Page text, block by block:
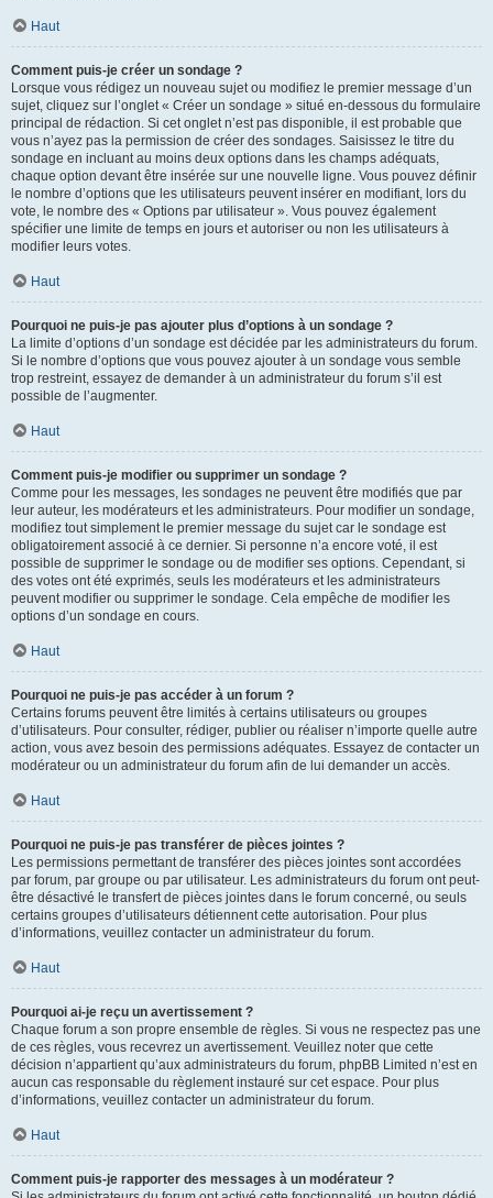
Haut
Comment puis-je créer un sondage ?
Lorsque vous rédigez un nouveau sujet ou modifiez le premier message d’un
sujet, cliquez sur l’onglet « Créer un sondage » situé en-dessous du formulaire
principal de rédaction. Si cet onglet n’est pas disponible, il est probable que
vous n’ayez pas la permission de créer des sondages. Saisissez le titre du
sondage en incluant au moins deux options dans les champs adéquats,
chaque option devant être insérée sur une nouvelle ligne. Vous pouvez définir
le nombre d’options que les utilisateurs peuvent insérer en modifiant, lors du
vote, le nombre des « Options par utilisateur ». Vous pouvez également
spécifier une limite de temps en jours et autoriser ou non les utilisateurs à
modifier leurs votes.
Haut
Pourquoi ne puis-je pas ajouter plus d’options à un sondage ?
La limite d’options d’un sondage est décidée par les administrateurs du forum.
Si le nombre d’options que vous pouvez ajouter à un sondage vous semble
trop restreint, essayez de demander à un administrateur du forum s’il est
possible de l’augmenter.
Haut
Comment puis-je modifier ou supprimer un sondage ?
Comme pour les messages, les sondages ne peuvent être modifiés que par
leur auteur, les modérateurs et les administrateurs. Pour modifier un sondage,
modifiez tout simplement le premier message du sujet car le sondage est
obligatoirement associé à ce dernier. Si personne n’a encore voté, il est
possible de supprimer le sondage ou de modifier ses options. Cependant, si
des votes ont été exprimés, seuls les modérateurs et les administrateurs
peuvent modifier ou supprimer le sondage. Cela empêche de modifier les
options d’un sondage en cours.
Haut
Pourquoi ne puis-je pas accéder à un forum ?
Certains forums peuvent être limités à certains utilisateurs ou groupes
d’utilisateurs. Pour consulter, rédiger, publier ou réaliser n’importe quelle autre
action, vous avez besoin des permissions adéquates. Essayez de contacter un
modérateur ou un administrateur du forum afin de lui demander un accès.
Haut
Pourquoi ne puis-je pas transférer de pièces jointes ?
Les permissions permettant de transférer des pièces jointes sont accordées
par forum, par groupe ou par utilisateur. Les administrateurs du forum ont peut-
être désactivé le transfert de pièces jointes dans le forum concerné, ou seuls
certains groupes d’utilisateurs détiennent cette autorisation. Pour plus
d’informations, veuillez contacter un administrateur du forum.
Haut
Pourquoi ai-je reçu un avertissement ?
Chaque forum a son propre ensemble de règles. Si vous ne respectez pas une
de ces règles, vous recevrez un avertissement. Veuillez noter que cette
décision n’appartient qu’aux administrateurs du forum, phpBB Limited n’est en
aucun cas responsable du règlement instauré sur cet espace. Pour plus
d’informations, veuillez contacter un administrateur du forum.
Haut
Comment puis-je rapporter des messages à un modérateur ?